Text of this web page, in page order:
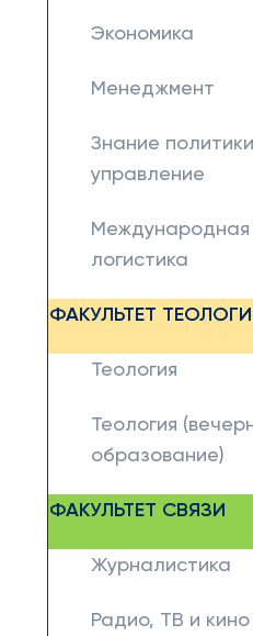
Экономика
Менеджмент
Знание
управление
Международная
логистика
ФАКУЛЬТЕТ
Теология
Теология
образование)
ФАКУЛЬТЕТ СВЯЗИ
Журналистика
Радио, ТВ и кино